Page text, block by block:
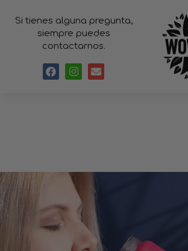
Si tienes alguna pregunta,
siempre puedes
contactarnos.